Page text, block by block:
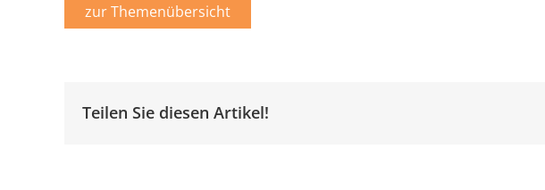
zur Themenübersicht
Teilen Sie diesen Artikel!